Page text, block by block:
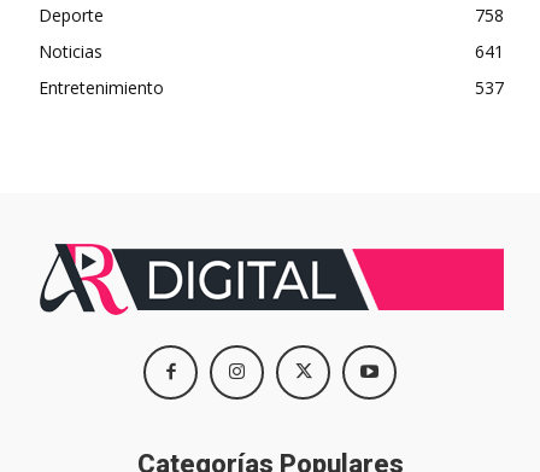
Deporte
758
Noticias
641
Entretenimiento
537
Categorías Populares